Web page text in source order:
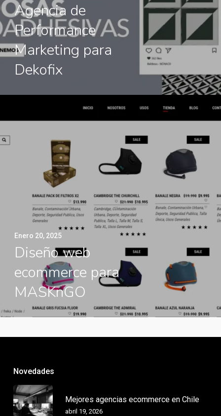
Agencia de
Performance
Marketing para
Dekofix
Enero 20, 2025
Diseño web
ecommerce para
MASKnGO
Novedades
Mejores agencias ecommerce en Chile
abril 19, 2026